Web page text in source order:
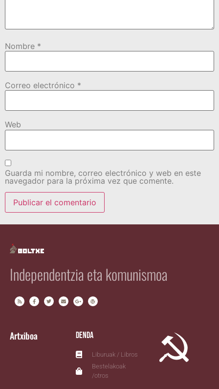
Nombre *
Correo electrónico *
Web
Guarda mi nombre, correo electrónico y web en este
navegador para la próxima vez que comente.
Independentzia eta komunismoa
Artxiboa Denda
Liburuak / Libros
Bestelakoak
/otros